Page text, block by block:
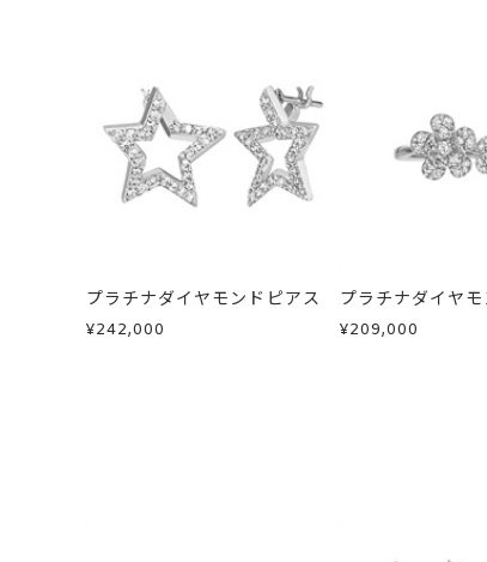
リング幅
カテゴリー
刻印 -
・在庫のご用意ができる場合
・受注生産となる場合： 商品
※お急ぎの方はご注文前にお問
お届け予定日はご注文から2営
・到着後ご連絡無く7日以上経過
・刻印をお入れした商品
・販売期間が限定されている商
・過度な交換・返品を繰り返し
商品の品質には万全を期して
詳細はこちら
プラチナダイヤモンドピアス
¥242,000
プラチナダイヤ
¥209,000